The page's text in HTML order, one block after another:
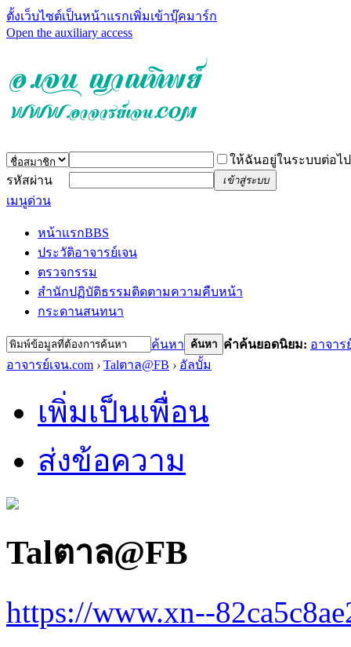
ตั้งเว็บไซต์เป็นหน้าแรกเพิ่มเข้าบุ๊คมาร์ก
Open the auxiliary access
ให้ฉันอยู่ในระบบต่อไป
รหัสผ่าน
เข้าสู่ระบบ
เมนูด่วน
หน้าแรกBBS
ประวัติอาจารย์เจน
ตรวจกรรม
สำนักปฏิบัติธรรมติดตามความคืบหน้า
กระดานสนทนา
ค้นหา ค้นหา คำค้นยอดนิยม: อาจาร
อาจารย์เจน.com › Talตาล@FB › อัลบั้ม
เพิ่มเป็นเพื่อน
ส่งข้อความ
Talตาล@FB
https://www.xn--